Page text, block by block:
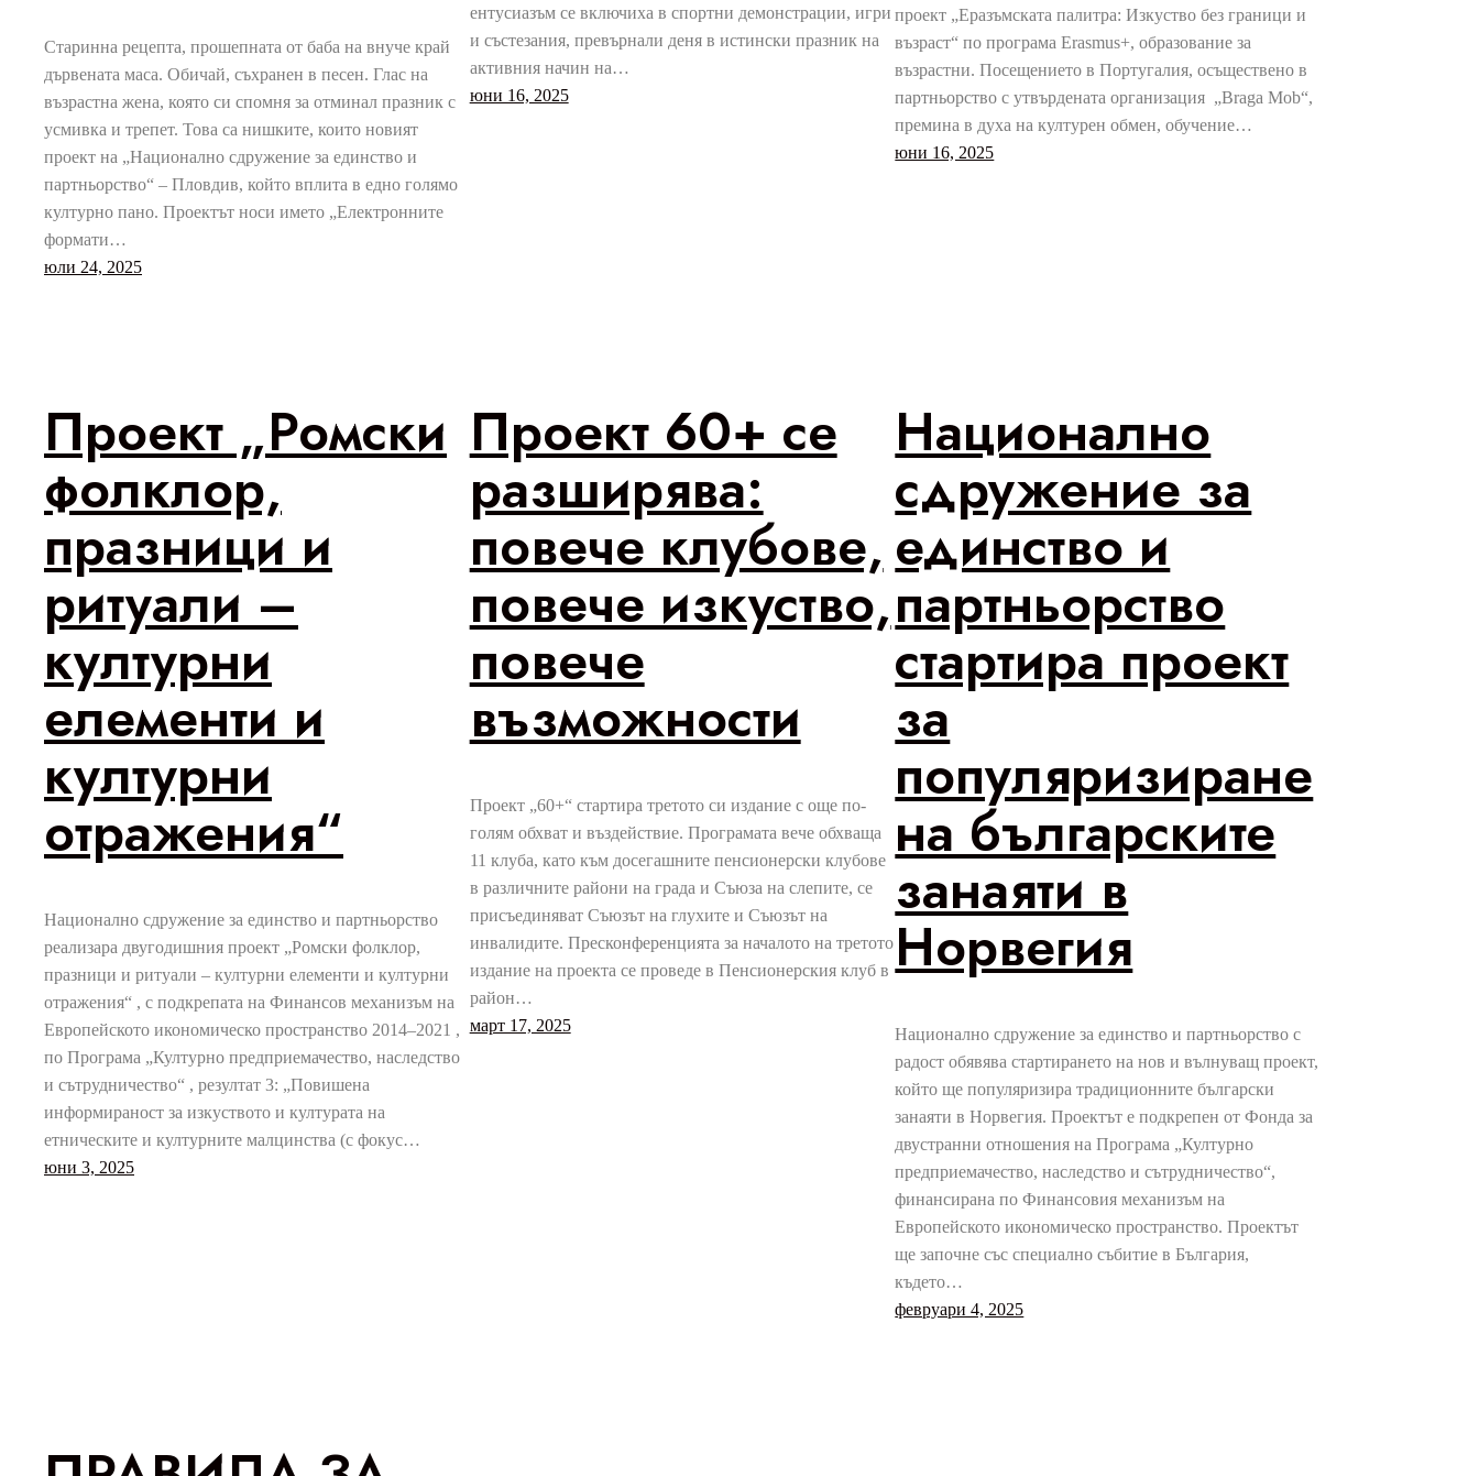
Старинна рецепта, прошепната от баба на внуче край
дървената маса. Обичай, съхранен в песен. Глас на
възрастна жена, която си спомня за отминал празник с
усмивка и трепет. Това са нишките, които новият
проект на „Национално сдружение за единство и
партньорство“ – Пловдив, който вплита в едно голямо
културно пано. Проектът носи името „Електронните
формати…
юли 24, 2025
ентусиазъм се включиха в спортни демонстрации, игри
и състезания, превърнали деня в истински празник на
активния начин на…
юни 16, 2025
проект „Еразъмската палитра: Изкуство без граници и
възраст“ по програма Erasmus+, образование за
възрастни. Посещението в Португалия, осъществено в
партньорство с утвърдената организация „Braga Mob“,
премина в духа на културен обмен, обучение…
юни 16, 2025
Проект „Ромски
фолклор,
празници и
ритуали –
културни
елементи и
културни
отражения“
Национално сдружение за единство и партньорство
реализара двугодишния проект „Ромски фолклор,
празници и ритуали – културни елементи и културни
отражения“ , с подкрепата на Финансов механизъм на
Европейското икономическо пространство 2014–2021 ,
по Програма „Културно предприемачество, наследство
и сътрудничество“ , резултат 3: „Повишена
информираност за изкуството и културата на
етническите и културните малцинства (с фокус…
юни 3, 2025
Проект 60+ се
разширява:
повече клубове,
повече изкуство,
повече
възможности
Проект „60+“ стартира третото си издание с още по-
голям обхват и въздействие. Програмата вече обхваща
11 клуба, като към досегашните пенсионерски клубове
в различните райони на града и Съюза на слепите, се
присъединяват Съюзът на глухите и Съюзът на
инвалидите. Пресконференцията за началото на третото
издание на проекта се проведе в Пенсионерския клуб в
район…
март 17, 2025
Национално
сдружение за
единство и
партньорство
стартира проект
за
популяризиране
на българските
занаяти в
Норвегия
Национално сдружение за единство и партньорство с
радост обявява стартирането на нов и вълнуващ проект,
който ще популяризира традиционните български
занаяти в Норвегия. Проектът е подкрепен от Фонда за
двустранни отношения на Програма „Културно
предприемачество, наследство и сътрудничество“,
финансирана по Финансовия механизъм на
Европейското икономическо пространство. Проектът
ще започне със специално събитие в България,
където…
февруари 4, 2025